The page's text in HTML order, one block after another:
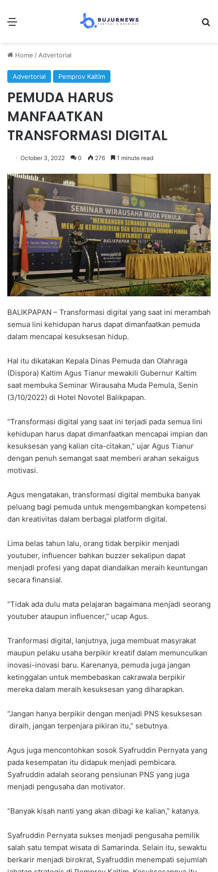
Home / Advertorial
Advertorial Pemprov Kaltim
PEMUDA HARUS
MANFAATKAN
TRANSFORMASI DIGITAL
October 3, 2022 0 276 1 minute read
BALIKPAPAN – Transformasi digital yang saat ini merambah
semua lini kehidupan harus dapat dimanfaatkan pemuda
dalam mencapai kesuksesan hidup.
Hal itu dikatakan Kepala Dinas Pemuda dan Olahraga
(Dispora) Kaltim Agus Tianur mewakili Gubernur Kaltim
saat membuka Seminar Wirausaha Muda Pemula, Senin
(3/10/2022) di Hotel Novotel Balikpapan.
“Transformasi digital yang saat ini terjadi pada semua lini
kehidupan harus dapat dimanfaatkan mencapai impian dan
kesuksesan yang kalian cita-citakan,” ujar Agus Tianur
dengan penuh semangat saat memberi arahan sekaigus
motivasi.
Agus mengatakan, transformasi digital membuka banyak
peluang bagi pemuda untuk mengembangkan kompetensi
dan kreativitas dalam berbagai platform digital.
Lima belas tahun lalu, orang tidak berpikir menjadi
youtuber, influencer bahkan buzzer sekalipun dapat
menjadi profesi yang dapat diandalkan meraih keuntungan
secara finansial.
“Tidak ada dulu mata pelajaran bagaimana menjadi seorang
youtuber ataupun influencer,” ucap Agus.
Tranformasi digital, lanjutnya, juga membuat masyrakat
maupun pelaku usaha berpikir kreatif dalam memunculkan
inovasi-inovasi baru. Karenanya, pemuda juga jangan
ketinggalan untuk membebaskan cakrawala berpikir
mereka dalam meraih kesuksesan yang diharapkan.
“Jangan hanya berpikir dengan menjadi PNS kesuksesan
diraih, jangan terpenjara pikiran itu,” sebutnya.
Agus juga mencontohkan sosok Syafruddin Pernyata yang
pada kesempatan itu didapuk menjadi pembicara.
Syafruddin adalah seorang pensiunan PNS yang juga
menjadi pengusaha dan motivator.
“Banyak kisah nanti yang akan dibagi ke kalian,” katanya.
Syafruddin Pernyata sukses menjadi pengusaha pemilik
salah satu tempat wisata di Samarinda. Selain itu, sewaktu
berkarir menjadi birokrat, Syafruddin menempati sejumlah